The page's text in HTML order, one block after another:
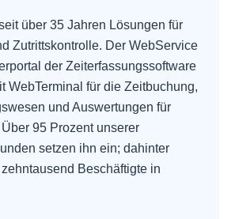
über 35 Jahren Lösungen für
Zutrittskontrolle. Der WebService
der Zeiterfassungssoftware
WebTerminal für die Zeitbuchung,
und Auswertungen für
95 Prozent unserer
setzen ihn ein; dahinter
Beschäftigte in